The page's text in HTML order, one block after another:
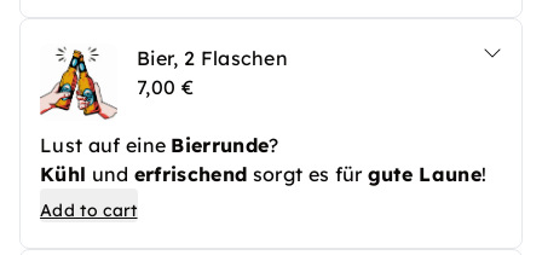
Bier, 2 Flaschen
7,00 €
Lust auf eine Bierrunde?
Kühl und erfrischend sorgt es für gute Laune!
Add to cart